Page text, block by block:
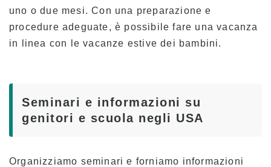
uno o due mesi. Con una preparazione e
procedure adeguate, è possibile fare una vacanza
in linea con le vacanze estive dei bambini.
Seminari e informazioni su
genitori e scuola negli USA
Organizziamo seminari e forniamo informazioni